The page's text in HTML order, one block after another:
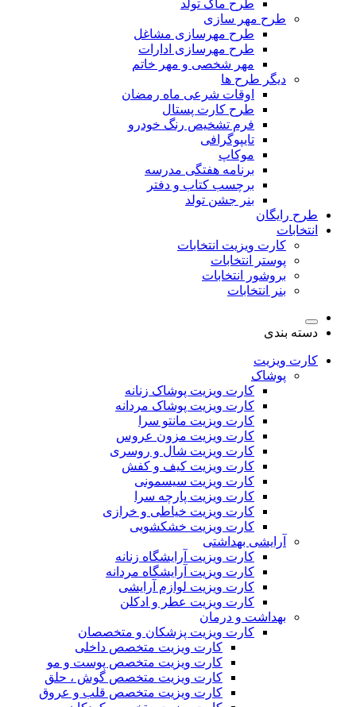
طرح ماگ تولد
طرح مهر سازی
طرح مهرسازی مشاغل
طرح مهرسازی ادارات
مهر شخصی و مهر خاتم
دیگر طرح ها
اوقات شرعی ماه رمضان
طرح کارت پستال
فرم تشخیص رنگ خودرو
تایپوگرافی
موکاپ
برنامه هفتگی مدرسه
برچسب کتاب و دفتر
بنر جشن تولد
طرح رایگان
انتخابات
کارت ویزیت انتخابات
پوستر انتخابات
بروشور انتخابات
بنر انتخابات
دسته بندی
کارت ویزیت
پوشاک
کارت ویزیت پوشاک زنانه
کارت ویزیت پوشاک مردانه
کارت ویزیت مانتو سرا
کارت ویزیت مزون عروس
کارت ویزیت شال و روسری
کارت ویزیت کیف و کفش
کارت ویزیت سیسمونی
کارت ویزیت پارچه سرا
کارت ویزیت خیاطی و خرازی
کارت ویزیت خشکشویی
آرایشی بهداشتی
کارت ویزیت آرایشگاه زنانه
کارت ویزیت آرایشگاه مردانه
کارت ویزیت لوازم آرایشی
کارت ویزیت عطر و ادکلن
بهداشت و درمان
کارت ویزیت پزشکان و متخصصان
کارت ویزیت متخصص داخلی
کارت ویزیت متخصص پوست و مو
کارت ویزیت متخصص گوش ، حلق
کارت ویزیت متخصص قلب و عروق